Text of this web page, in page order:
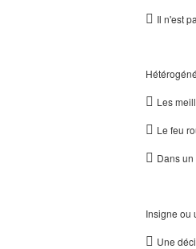
 Il n'est
 Les
 Le feu
 Dans
Insigne ou
 Une